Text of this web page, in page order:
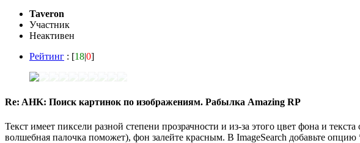
Taveron
Участник
Неактивен
Рейтинг : [18|0]
Re: AHK: Поиск картинок по изображениям. Рабылка Amazing RP
Текст имеет пиксели разной степени прозрачности и из-за этого цвет фона и
волшебная палочка поможет), фон залейте красным. В ImageSearch добавьте опцию